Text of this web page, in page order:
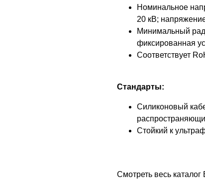
Номинальное
20 кВ;
Минимальный
фиксированная
Соответствует
Стандарты:
Силиконовый
Стойкий к
Смотреть весь каталог